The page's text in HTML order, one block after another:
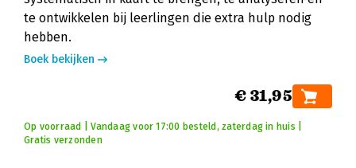
te ontwikkelen bij leerlingen die extra hulp nodig
hebben.
Boek bekijken
€ 31,95
Op voorraad | Vandaag voor 17:00 besteld, zaterdag in huis |
Gratis verzonden